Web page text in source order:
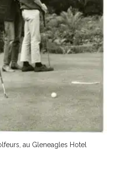
au Gleneagles Hotel